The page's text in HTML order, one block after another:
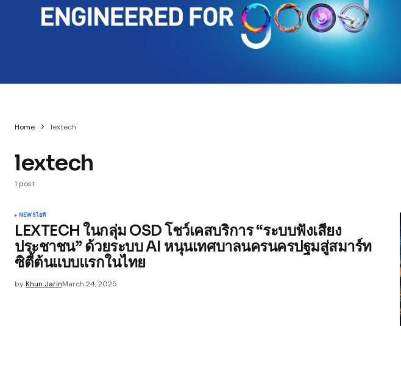
Home lextech
lextech
1 post
NEWSไอที
LEXTECH ในกลุ่ม OSD โชว์เคสบริการ “ระบบฟังเสียง
ประชาชน” ด้วยระบบ AI หนุนเทศบาลนครนครปฐมสู่สมาร์ท
ซิตี้ต้นแบบแรกในไทย
byKhun JarinMarch 24, 2025